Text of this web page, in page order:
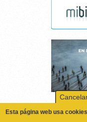
Esta página web usa cookies.
Las cookies de este sitio